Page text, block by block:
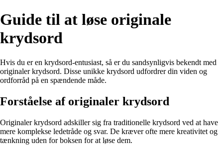
Guide til at løse originale
krydsord
Hvis du er en krydsord-entusiast, så er du sandsynligvis bekendt med
originaler krydsord. Disse unikke krydsord udfordrer din viden og
ordforråd på en spændende måde.
Forståelse af originaler krydsord
Originaler krydsord adskiller sig fra traditionelle krydsord ved at have
mere komplekse ledetråde og svar. De kræver ofte mere kreativitet og
tænkning uden for boksen for at løse dem.